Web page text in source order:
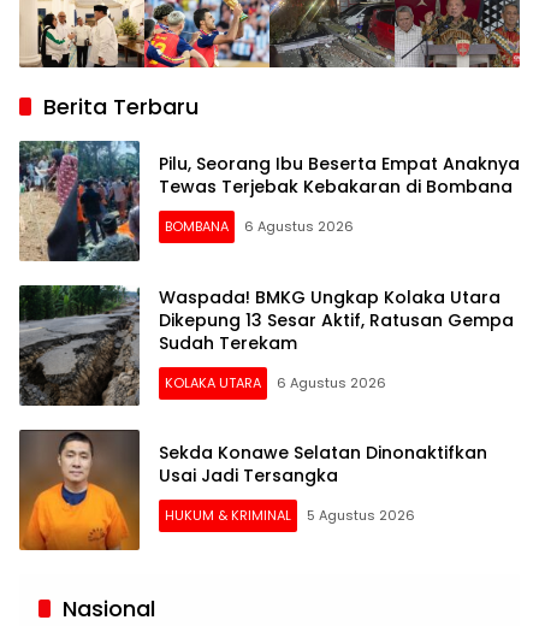
Berita Terbaru
Pilu, Seorang Ibu Beserta Empat Anaknya
Tewas Terjebak Kebakaran di Bombana
BOMBANA 6 Agustus 2026
Waspada! BMKG Ungkap Kolaka Utara
Dikepung 13 Sesar Aktif, Ratusan Gempa
Sudah Terekam
KOLAKA UTARA 6 Agustus 2026
Sekda Konawe Selatan Dinonaktifkan
Usai Jadi Tersangka
HUKUM & KRIMINAL 5 Agustus 2026
Siaran
Nasional